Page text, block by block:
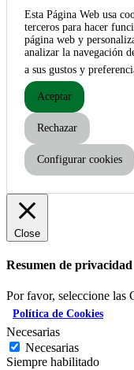
Esta Página Web usa
terceros para hacer
página web y
analizar la navegación
a sus gustos y
Aceptar
Rechazar
Configurar cookies
Close
Resumen de privacidad
Por favor, seleccione las
Política de Cookies
Necesarias
Necesarias
Siempre habilitado